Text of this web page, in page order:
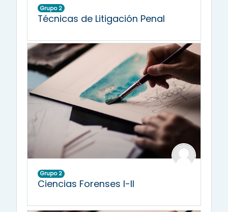
Grupo 2
Técnicas de Litigación Penal
Grupo 2
Ciencias Forenses I-II